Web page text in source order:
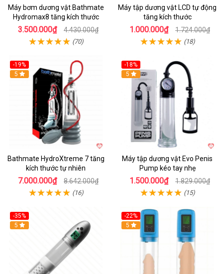
Máy bơm dương vật Bathmate
Hydromax8 tăng kích thước
3.500.000₫ 4.430.000₫
(70)
Máy tập dương vật LCD tự động
tăng kích thước
1.000.000₫ 1.724.000₫
(18)
-19%
Hot
5
Bathmate HydroXtreme 7 tăng
kích thước tự nhiên
7.000.000₫ 8.642.000₫
(16)
-18%
Hot
5
Máy tập dương vật Evo Penis
Pump kéo tay nhẹ
1.500.000₫ 1.829.000₫
(15)
-35%
Hot
5
-22%
Hot
5